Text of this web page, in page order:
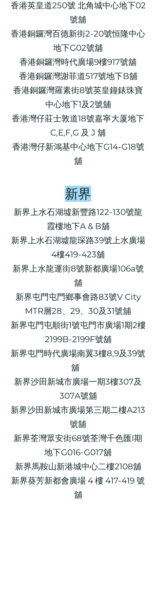
香港英皇道250號 北角城中心地下02
號舖
香港銅鑼灣百德新街2-20號恒隆中心
地下G02號舖
香港銅鑼灣時代廣場9樓917號舖
香港銅鑼灣謝菲道517號地下B舖
香港銅鑼灣羅素街8號英皇鐘錶珠寶
中心地下1及2號舖
香港灣仔莊士敦道18號嘉寧大厦地下
C,E,F,G 及 J 舖
香港灣仔新鴻基中心地下G14-G18號
舖
新界
新界上水石湖墟新豐路122-130號龍
霞樓地下A & B舖
新界上水石湖墟龍琛路39號上水廣場
4樓419-423舖
新界上水龍運街8號新都廣場106a號
舖
新界屯門屯門鄉事會路83號V City
MTR層28、29、30及31號舖
新界屯門屯順街1號屯門市廣場1期2樓
2199B-2199F號舖
新界屯門時代廣場南翼3樓8,9及39號
舖
新界沙田新城市廣場一期3樓307及
307A號舖
新界沙田新城市廣場第三期二樓A213
號舖
新界荃灣眾安街68號荃灣千色匯I期
地下G016-G017舖
新界馬鞍山新港城中心二樓2108舖
新界葵芳新都會廣場 4 樓 417-419 號
舖